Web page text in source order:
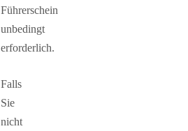
Führerschein
unbedingt
erforderlich.
Falls
Sie
nicht